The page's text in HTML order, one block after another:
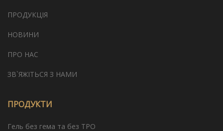
ПРОДУКЦІЯ
НОВИНИ
ПРО НАС
ЗВ`ЯЖІТЬСЯ З НАМИ
ПРОДУКТИ
Гель без гема та без TPO